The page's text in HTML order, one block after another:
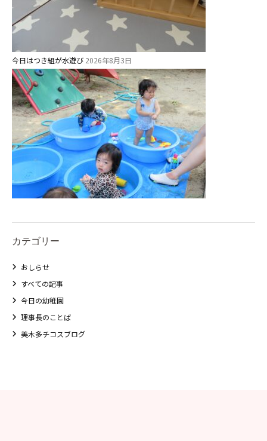
今日はつき組が水遊び 2026年8月3日
カテゴリー
おしらせ
すべての記事
今日の幼稚園
理事長のことば
美木多チコスブログ